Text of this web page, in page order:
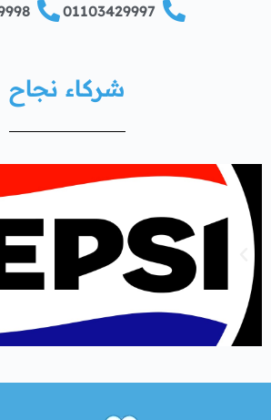
01103429997
شركاء نجاح